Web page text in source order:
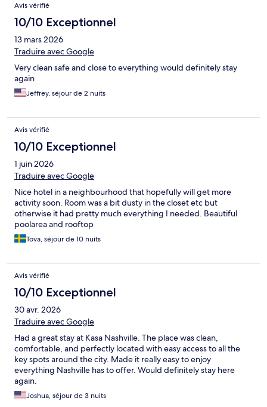
Avis vérifié
10/10 Exceptionnel
13 mars 2026
Traduire avec Google
Very clean safe and close to everything would definitely stay
again
Jeffrey, séjour de 2 nuits
Avis vérifié
10/10 Exceptionnel
1 juin 2026
Traduire avec Google
Nice hotel in a neighbourhood that hopefully will get more
activity soon. Room was a bit dusty in the closet etc but
otherwise it had pretty much everything I needed. Beautiful
poolarea and rooftop
Tova, séjour de 10 nuits
Avis vérifié
10/10 Exceptionnel
30 avr. 2026
Traduire avec Google
Had a great stay at Kasa Nashville. The place was clean,
comfortable, and perfectly located with easy access to all the
key spots around the city. Made it really easy to enjoy
everything Nashville has to offer. Would definitely stay here
again.
Joshua, séjour de 3 nuits